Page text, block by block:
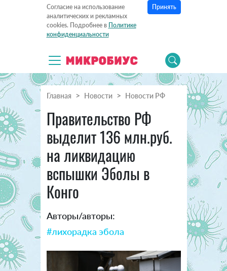
Согласие на использование
аналитических и рекламных
cookies. Подробнее в Политике
конфиденциальности
Принять
Главная Новости Новости РФ
Правительство РФ
выделит 136 млн.руб.
на ликвидацию
вспышки Эболы в
Конго
Авторы/авторы:
#лихорадка эбола